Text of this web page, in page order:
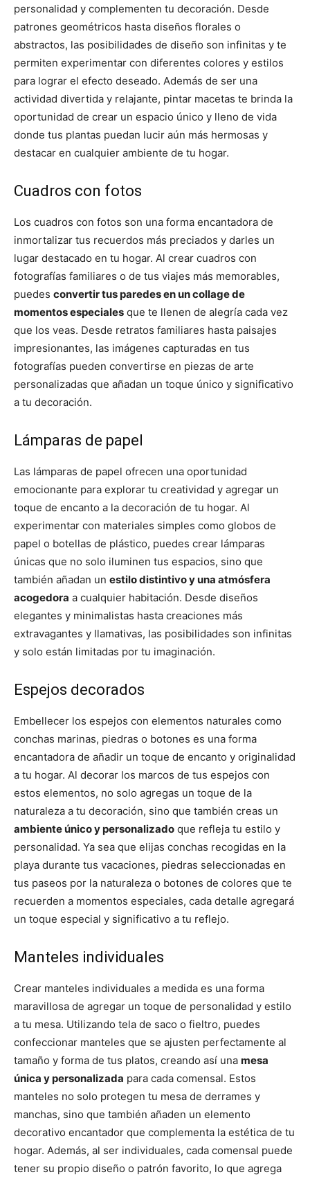
personalidad y complementen tu decoración. Desde
patrones geométricos hasta diseños florales o
abstractos, las posibilidades de diseño son infinitas y te
permiten experimentar con diferentes colores y estilos
para lograr el efecto deseado. Además de ser una
actividad divertida y relajante, pintar macetas te brinda la
oportunidad de crear un espacio único y lleno de vida
donde tus plantas puedan lucir aún más hermosas y
destacar en cualquier ambiente de tu hogar.
Cuadros con fotos
Los cuadros con fotos son una forma encantadora de
inmortalizar tus recuerdos más preciados y darles un
lugar destacado en tu hogar. Al crear cuadros con
fotografías familiares o de tus viajes más memorables,
puedes convertir tus paredes en un collage de
momentos especiales que te llenen de alegría cada vez
que los veas. Desde retratos familiares hasta paisajes
impresionantes, las imágenes capturadas en tus
fotografías pueden convertirse en piezas de arte
personalizadas que añadan un toque único y significativo
a tu decoración.
Lámparas de papel
Las lámparas de papel ofrecen una oportunidad
emocionante para explorar tu creatividad y agregar un
toque de encanto a la decoración de tu hogar. Al
experimentar con materiales simples como globos de
papel o botellas de plástico, puedes crear lámparas
únicas que no solo iluminen tus espacios, sino que
también añadan un estilo distintivo y una atmósfera
acogedora a cualquier habitación. Desde diseños
elegantes y minimalistas hasta creaciones más
extravagantes y llamativas, las posibilidades son infinitas
y solo están limitadas por tu imaginación.
Espejos decorados
Embellecer los espejos con elementos naturales como
conchas marinas, piedras o botones es una forma
encantadora de añadir un toque de encanto y originalidad
a tu hogar. Al decorar los marcos de tus espejos con
estos elementos, no solo agregas un toque de la
naturaleza a tu decoración, sino que también creas un
ambiente único y personalizado que refleja tu estilo y
personalidad. Ya sea que elijas conchas recogidas en la
playa durante tus vacaciones, piedras seleccionadas en
tus paseos por la naturaleza o botones de colores que te
recuerden a momentos especiales, cada detalle agregará
un toque especial y significativo a tu reflejo.
Manteles individuales
Crear manteles individuales a medida es una forma
maravillosa de agregar un toque de personalidad y estilo
a tu mesa. Utilizando tela de saco o fieltro, puedes
confeccionar manteles que se ajusten perfectamente al
tamaño y forma de tus platos, creando así una mesa
única y personalizada para cada comensal. Estos
manteles no solo protegen tu mesa de derrames y
manchas, sino que también añaden un elemento
decorativo encantador que complementa la estética de tu
hogar. Además, al ser individuales, cada comensal puede
tener su propio diseño o patrón favorito, lo que agrega